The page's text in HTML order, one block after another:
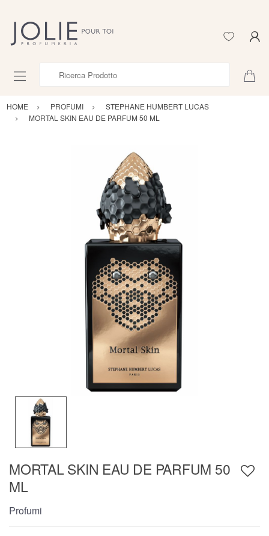
HOME PROFUMI
STEPHANE HUMBERT LUCAS
MORTAL SKIN EAU DE PARFUM 50 ML
MORTAL SKIN EAU DE PARFUM 50
ML
Profumi